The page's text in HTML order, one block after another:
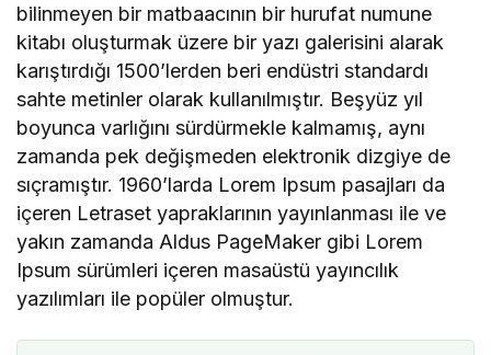
bilinmeyen bir matbaacının bir hurufat numune
kitabı oluşturmak üzere bir yazı galerisini alarak
karıştırdığı 1500’lerden beri endüstri standardı
sahte metinler olarak kullanılmıştır. Beşyüz yıl
boyunca varlığını sürdürmekle kalmamış, aynı
zamanda pek değişmeden elektronik dizgiye de
sıçramıştır. 1960’larda Lorem Ipsum pasajları da
içeren Letraset yapraklarının yayınlanması ile ve
yakın zamanda Aldus PageMaker gibi Lorem
Ipsum sürümleri içeren masaüstü yayıncılık
yazılımları ile popüler olmuştur.